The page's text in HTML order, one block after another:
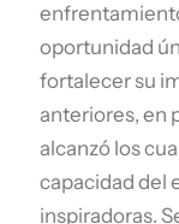
oportunidad
fortalecer su
anteriores, en
alcanzó los
capacidad del
inspiradoras.